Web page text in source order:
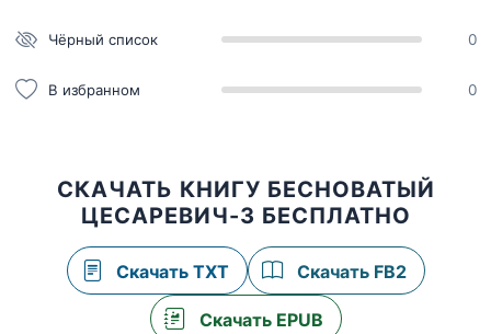
Чёрный список 0
В избранном 0
СКАЧАТЬ КНИГУ БЕСНОВАТЫЙ
ЦЕСАРЕВИЧ-3 БЕСПЛАТНО
Скачать TXT Скачать FB2
Скачать EPUB